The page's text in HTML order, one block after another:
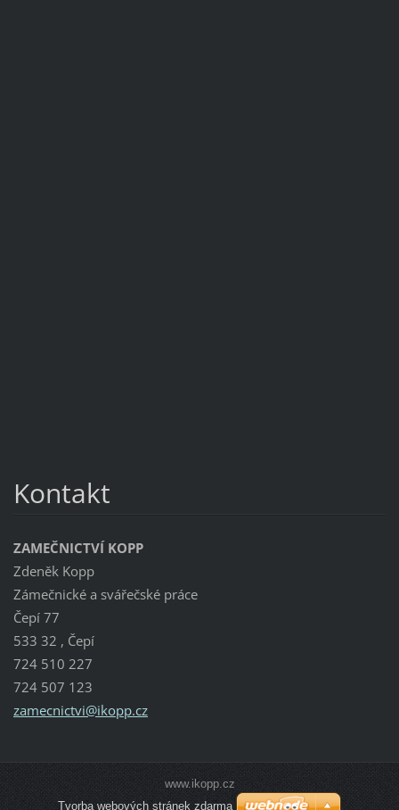
Kontakt
ZAMEČNICTVÍ KOPP
Zdeněk Kopp
Zámečnické a svářečské práce
Čepí 77
533 32 , Čepí
724 510 227
724 507 123
zamecnictvi@ikopp.cz
www.ikopp.cz
Tvorba webových stránek zdarma